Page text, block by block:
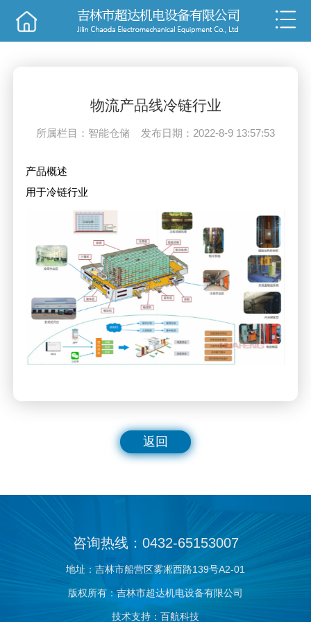
物流产品线冷链行业
所属栏目：智能仓储 发布日期：2022-8-9 13:57:53
产品概述
用于冷链行业
返回
咨询热线：0432-65153007
地址：吉林市船营区雾凇西路139号A2-01
版权所有：吉林市超达机电设备有限公司
技术支持：百航科技